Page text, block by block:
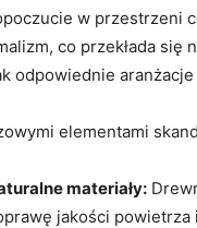
w przestrzeni
co przekłada
odpowiednie
elementami
materiały:
jakości